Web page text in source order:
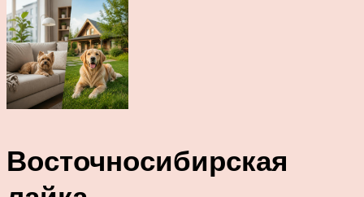
Восточносибирская